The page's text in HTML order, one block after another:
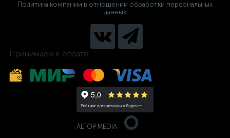
Политика компании в отношении обработки персональных
данных
Принимаем к оплате:
ALTOP MEDIA